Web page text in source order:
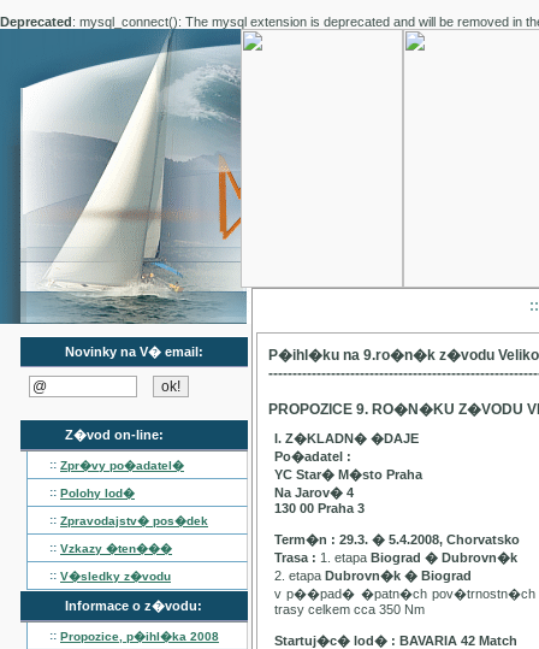
Deprecated: mysql_connect(): The mysql extension is deprecated and will be removed in
Novinky na V� email:
Z�vod on-line:
:: Zpr�vy po�adatel�
:: Polohy lod�
:: Zpravodajstv� pos�dek
:: Vzkazy �ten���
:: V�sledky z�vodu
Informace o z�vodu:
:: Propozice, p�ihl�ka 2008
P�ihl�ku na 9.ro�n�k z�vodu
PROPOZICE 9. RO�N�KU Z�VODU
I. Z�KLADN� �DAJE
Po�adatel :
YC Star� M�sto Praha
Na Jarov� 4
130 00 Praha 3
Term�n : 29.3. � 5.4.2008, Chorvatsko
Trasa : 1. etapa Biograd � Dubrovn�k
2. etapa Dubrovn�k � Biograd
v p��pad� �patn�ch pov�trnostn�ch
trasy celkem cca 350 Nm
Startuj�c� lod� : BAVARIA 42 Match